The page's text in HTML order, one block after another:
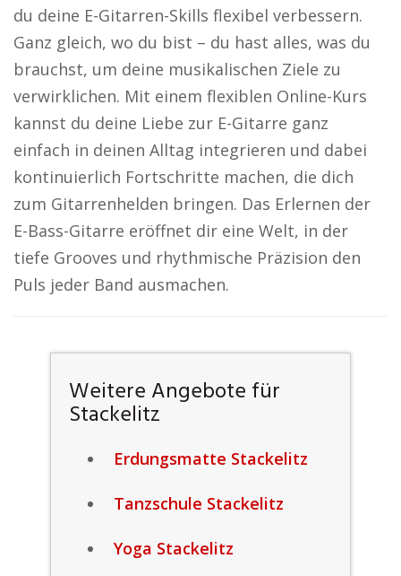
du deine E-Gitarren-Skills flexibel verbessern.
Ganz gleich, wo du bist – du hast alles, was du
brauchst, um deine musikalischen Ziele zu
verwirklichen. Mit einem flexiblen Online-Kurs
kannst du deine Liebe zur E-Gitarre ganz
einfach in deinen Alltag integrieren und dabei
kontinuierlich Fortschritte machen, die dich
zum Gitarrenhelden bringen. Das Erlernen der
E-Bass-Gitarre eröffnet dir eine Welt, in der
tiefe Grooves und rhythmische Präzision den
Puls jeder Band ausmachen.
Weitere Angebote für
Stackelitz
Erdungsmatte Stackelitz
Tanzschule Stackelitz
Yoga Stackelitz